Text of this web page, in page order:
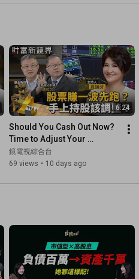
6:24
Should You Cash Out Now?
Time to Adjust Your
Portfolio? | New Wealth
Horizons | #MirrorMedia
鏡電視綜合台
69 views • 10 days ago